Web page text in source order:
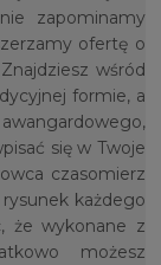
zapominamy
ofertę o
wśród
formie, a
się w Twoje
czasomierz
każdego
że wykonane z
możesz